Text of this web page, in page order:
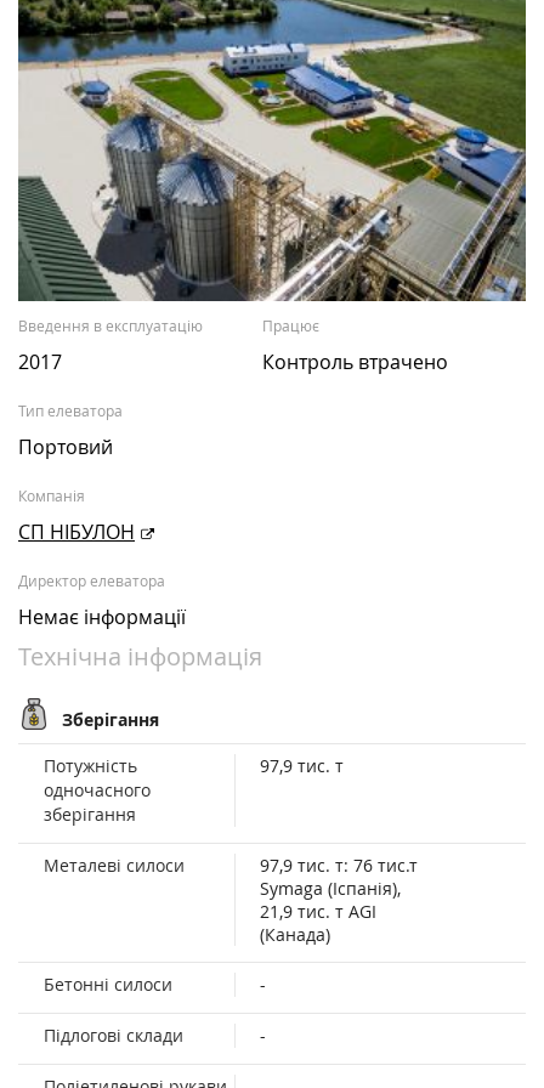
Введення в експлуатацію
2017
Працює
Контроль втрачено
Тип елеватора
Портовий
Компанія
СП НІБУЛОН
Директор елеватора
Немає інформації
Технічна інформація
Зберігання
Потужність
одночасного
зберігання
97,9 тис. т
Металеві силоси
97,9 тис. т: 76 тис.т
Symaga (Іспанія),
21,9 тис. т AGI
(Канада)
Бетонні силоси -
Підлогові склади -